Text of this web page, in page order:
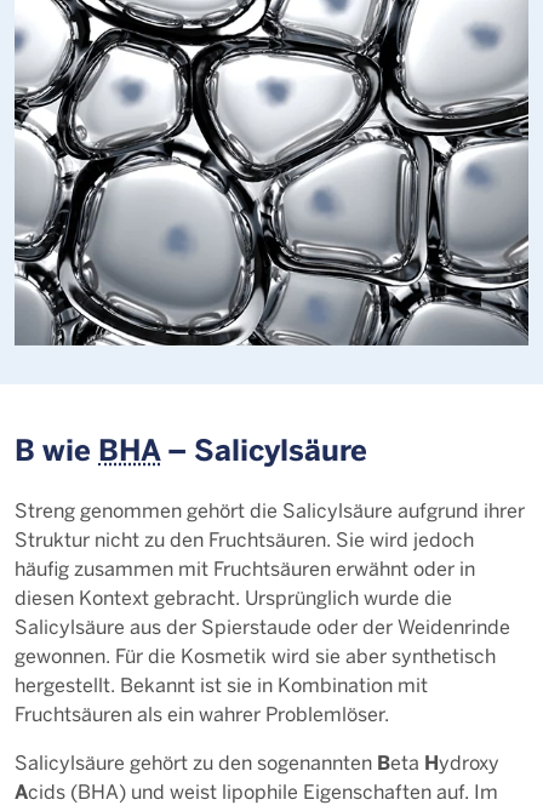
B wie BHA– Salicylsäure
Streng genommen gehört die Salicylsäure aufgrund ihrer
Struktur nicht zu den Fruchtsäuren. Sie wird jedoch
häufig zusammen mit Fruchtsäuren erwähnt oder in
diesen Kontext gebracht. Ursprünglich wurde die
Salicylsäure aus der Spierstaude oder der Weidenrinde
gewonnen. Für die Kosmetik wird sie aber synthetisch
hergestellt. Bekannt ist sie in Kombination mit
Fruchtsäuren als ein wahrer Problemlöser.
Salicylsäure gehört zu den sogenannten Beta Hydroxy
Acids (BHA) und weist lipophile Eigenschaften auf. Im